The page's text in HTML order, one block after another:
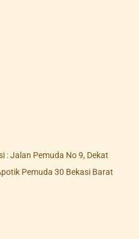
: Jalan Pemuda No 9, Dekat
Pemuda 30 Bekasi Barat